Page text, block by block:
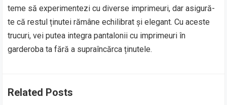
teme să experimentezi cu diverse imprimeuri, dar asigură-
te că restul ținutei rămâne echilibrat și elegant. Cu aceste
trucuri, vei putea integra pantalonii cu imprimeuri în
garderoba ta fără a supraîncărca ținutele.
Related Posts